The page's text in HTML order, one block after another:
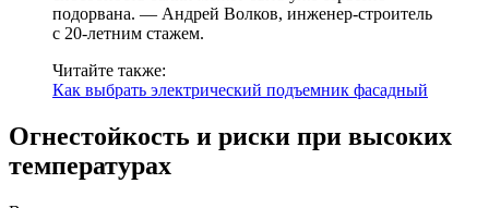
подорвана. — Андрей Волков, инженер-строитель
с 20-летним стажем.
Читайте также:
Как выбрать электрический подъемник фасадный
Огнестойкость и риски при высоких
температурах